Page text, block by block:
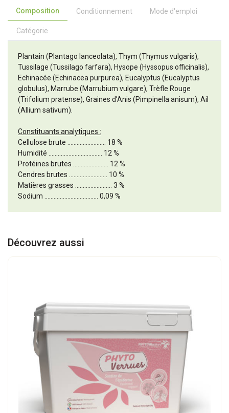
Composition Conditionnement Mode d'emploi
Catégorie
Plantain (Plantago lanceolata), Thym (Thymus vulgaris),
Tussilage (Tussilago farfara), Hysope (Hyssopus officinalis),
Echinacée (Echinacea purpurea), Eucalyptus (Eucalyptus
globulus), Marrube (Marrubium vulgare), Trèfle Rouge
(Trifolium pratense), Graines d’Anis (Pimpinella anisum), Ail
(Allium sativum).
Constituants analytiques :
Cellulose brute ......................... 18 %
Humidité ................................... 12 %
Protéines brutes ....................... 12 %
Cendres brutes ......................... 10 %
Matières grasses ........................ 3 %
Sodium ................................... 0,09 %
Découvrez aussi